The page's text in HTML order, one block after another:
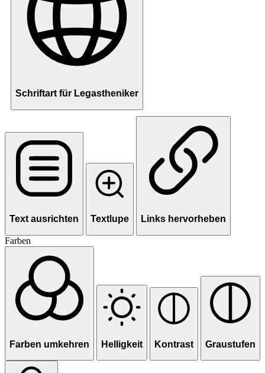
Schriftart für Legastheniker
Text ausrichten Textlupe Links hervorheben
Farben
Farben umkehren Helligkeit Kontrast Graustufen